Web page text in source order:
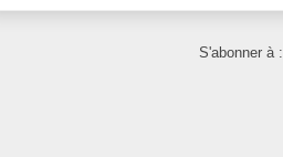
S'abonner à :